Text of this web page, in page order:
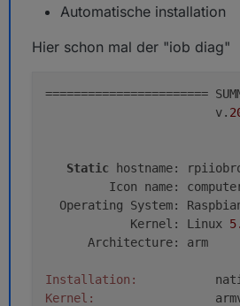
Automatische installation
Hier schon mal der "iob diag"
=======================
                        v.
Static hostname:
Icon name:
Operating System:
            Kernel: Linux
      Architecture: arm
Installation:
Kernel: